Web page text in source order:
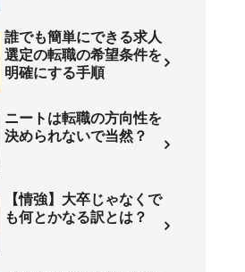
誰でも簡単にできる求人
選定の転職の希望条件を
明確にする手順
ニートは転職の方向性を
決められないで当然？
【情強】大卒じゃなくで
も何とかなる訳とは？